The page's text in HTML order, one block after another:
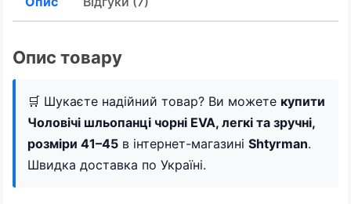
Опис товару
🛒 Шукаєте надійний товар? Ви можете купити
Чоловічі шльопанці чорні EVA, легкі та зручні,
розміри 41–45 в інтернет-магазині Shtyrman.
Швидка доставка по Україні.